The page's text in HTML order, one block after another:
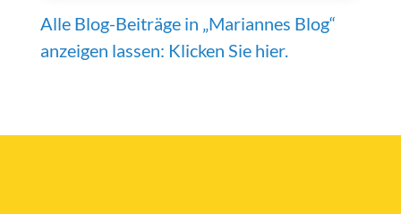
Alle Blog-Beiträge in „Mariannes Blog“
anzeigen lassen: Klicken Sie hier.